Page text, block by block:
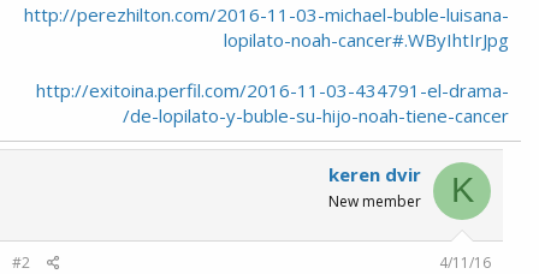
http://perezhilton.com/2016-11-03-michael-buble-luisana-
lopilato-noah-cancer#.WByIhtIrJpg
http://exitoina.perfil.com/2016-11-03-434791-el-drama-
de-lopilato-y-buble-su-hijo-noah-tiene-cancer/
K
keren dvir
New member
4/11/16
#2